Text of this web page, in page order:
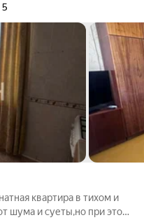
5
квартира в тихом и
шума и суеты,но при этом